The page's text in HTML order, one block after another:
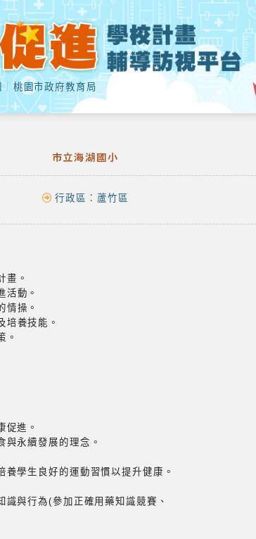
｜ 桃園市政府教育局
市立海湖國小
行政區： 蘆竹區
畫。
活動。
情操。
培養技能。
。
進。
永續發展的理念。
學生良好的運動習慣以提升健康。
與行為(參加正確用藥知識競賽、